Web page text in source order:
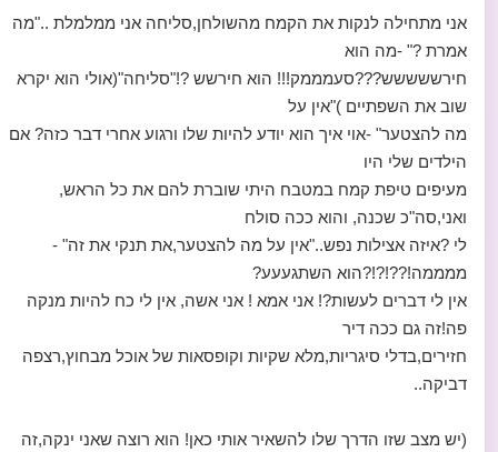
אני מתחילה לנקות את הקמח מהשולחן,סליחה אני ממלמלת .."מה
אמרת ?" -מה הוא
חירששששש???סעמממק!!! הוא חירשש ?!"סליחה"(אולי הוא יקרא
שוב את השפתיים )"אין על
מה להצטער" -אוי איך הוא יודע להיות שלו ורגוע אחרי דבר כזה? אם
הילדים שלי היו
מעיפים טיפת קמח במטבח היתי שוברת להם את כל הראש,
ואני,סה"כ שכנה, והוא ככה סולח
לי ?איזה אצילות נפש.."אין על מה להצטער,את תנקי את זה" -
ממממה!??!?!?הוא השתגעעע?
אין לי דברים לעשות?! אני אמא ! אני אשה, אין לי כח להיות מנקה
פה!זה גם ככה דיר
חזירים,בדלי סיגריות,מלא שקיות וקופסאות של אוכל מבחוץ,רצפה
דביקה..
(יש מצב שזו הדרך שלו להשאיר אותי כאן! הוא רוצה שאני ינקה,זה